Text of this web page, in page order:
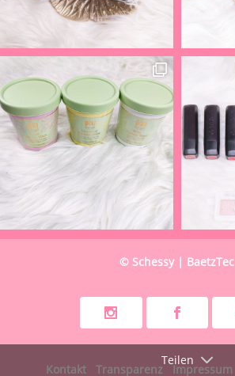
© Schessy | BaetzTec
Kontakt Transparenz Impressum
Teilen